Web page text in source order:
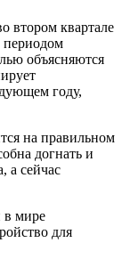
втором квартале
периодом
объясняются
году,
на правильном
догнать и
а сейчас
в мире
для